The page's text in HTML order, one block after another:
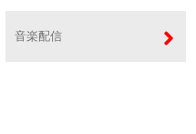
音楽配信